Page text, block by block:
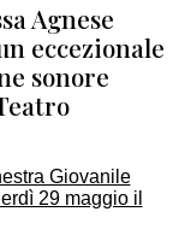
Agnese
eccezionale
sonore